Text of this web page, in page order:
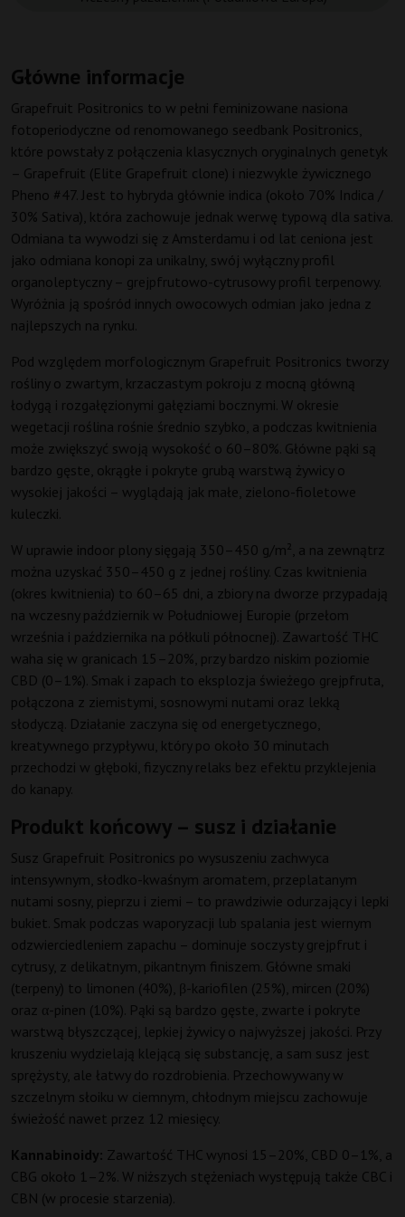
Główne informacje
Grapefruit Positronics to w pełni feminizowane nasiona
fotoperiodyczne od renomowanego seedbank Positronics,
które powstały z połączenia klasycznych oryginalnych genetyk
– Grapefruit (Elite Grapefruit clone) i niezwykle żywicznego
Pheno #47. Jest to hybryda głównie indica (około 70% Indica /
30% Sativa), która zachowuje jednak werwę typową dla sativa.
Odmiana ta wywodzi się z Amsterdamu i od lat ceniona jest
jako odmiana konopi za unikalny, swój wyłączny profil
organoleptyczny – grejpfrutowo-cytrusowy profil terpenowy.
Wyróżnia ją spośród innych owocowych odmian jako jedna z
najlepszych na rynku.
Pod względem morfologicznym Grapefruit Positronics tworzy
rośliny o zwartym, krzaczastym pokroju z mocną główną
łodygą i rozgałęzionymi gałęziami bocznymi. W okresie
wegetacji roślina rośnie średnio szybko, a podczas kwitnienia
może zwiększyć swoją wysokość o 60–80%. Główne pąki są
bardzo gęste, okrągłe i pokryte grubą warstwą żywicy o
wysokiej jakości – wyglądają jak małe, zielono-fioletowe
kuleczki.
W uprawie indoor plony sięgają 350–450 g/m², a na zewnątrz
można uzyskać 350–450 g z jednej rośliny. Czas kwitnienia
(okres kwitnienia) to 60–65 dni, a zbiory na dworze przypadają
na wczesny październik w Południowej Europie (przełom
września i października na półkuli północnej). Zawartość THC
waha się w granicach 15–20%, przy bardzo niskim poziomie
CBD (0–1%). Smak i zapach to eksplozja świeżego grejpfruta,
połączona z ziemistymi, sosnowymi nutami oraz lekką
słodyczą. Działanie zaczyna się od energetycznego,
kreatywnego przypływu, który po około 30 minutach
przechodzi w głęboki, fizyczny relaks bez efektu przyklejenia
do kanapy.
Produkt końcowy – susz i działanie
Susz Grapefruit Positronics po wysuszeniu zachwyca
intensywnym, słodko-kwaśnym aromatem, przeplatanym
nutami sosny, pieprzu i ziemi – to prawdziwie odurzający i lepki
bukiet. Smak podczas waporyzacji lub spalania jest wiernym
odzwierciedleniem zapachu – dominuje soczysty grejpfrut i
cytrusy, z delikatnym, pikantnym finiszem. Główne smaki
(terpeny) to limonen (40%), β-kariofilen (25%), mircen (20%)
oraz α-pinen (10%). Pąki są bardzo gęste, zwarte i pokryte
warstwą błyszczącej, lepkiej żywicy o najwyższej jakości. Przy
kruszeniu wydzielają klejącą się substancję, a sam susz jest
sprężysty, ale łatwy do rozdrobienia. Przechowywany w
szczelnym słoiku w ciemnym, chłodnym miejscu zachowuje
świeżość nawet przez 12 miesięcy.
Kannabinoidy: Zawartość THC wynosi 15–20%, CBD 0–1%, a
CBG około 1–2%. W niższych stężeniach występują także CBC i
CBN (w procesie starzenia).